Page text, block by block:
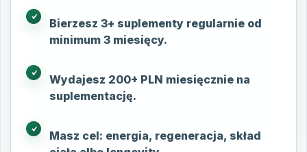
Bierzesz 3+ suplementy regularnie od
minimum 3 miesięcy.
Wydajesz 200+ PLN miesięcznie na
suplementację.
Masz cel: energia, regeneracja, skład